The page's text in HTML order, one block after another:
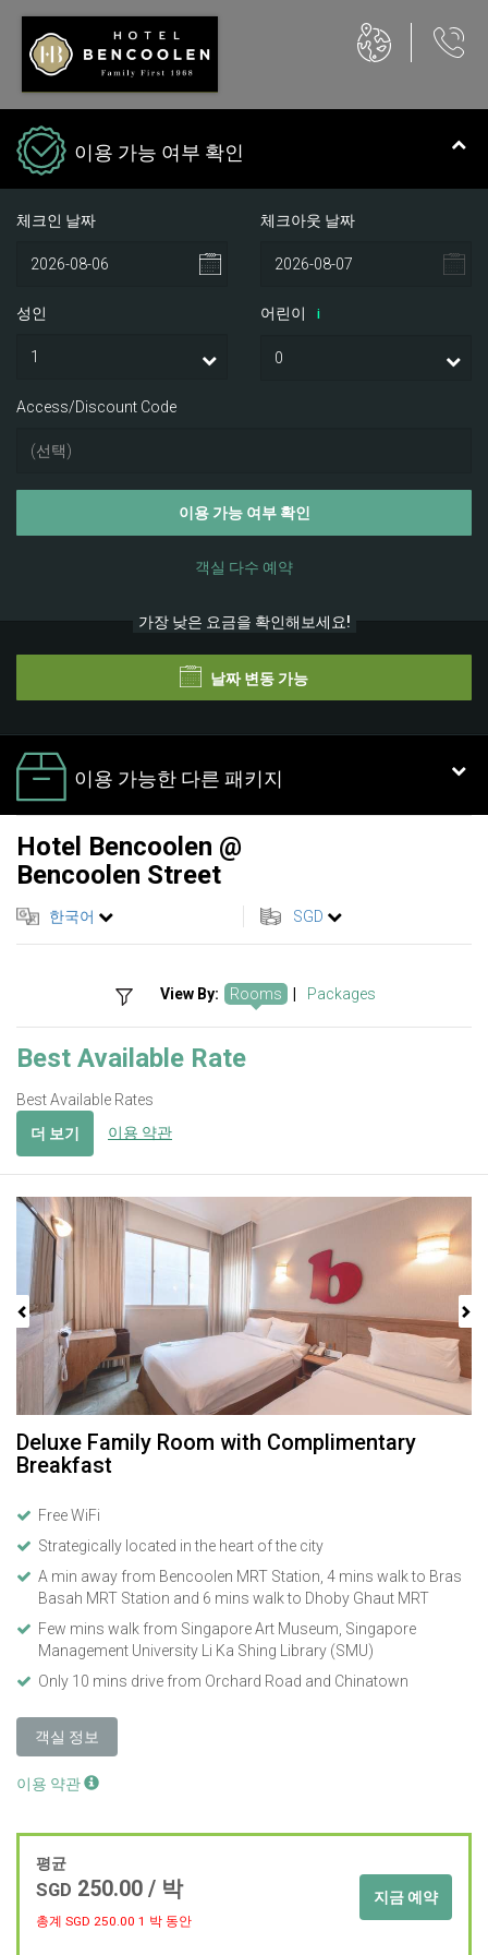
이용 가능 여부 확인
체크인 날짜 체크아웃 날짜
성인 어린이 i
Access/Discount Code
이용 가능 여부 확인
객실 다수 예약
가장 낮은 요금을 확인해보세요!
날짜 변동 가능
이용 가능한 다른 패키지
Hotel Bencoolen @
Bencoolen Street
한국어 SGD
View By: Rooms Packages
Best Available Rate
Best Available Rates
더 보기
이용 약관
Previous Next
Deluxe Family Room with Complimentary
Breakfast
Free WiFi
Strategically located in the heart of the city
A min away from Bencoolen MRT Station, 4 mins walk to Bras
Basah MRT Station and 6 mins walk to Dhoby Ghaut MRT
Few mins walk from Singapore Art Museum, Singapore
Management University Li Ka Shing Library (SMU)
Only 10 mins drive from Orchard Road and Chinatown
객실 정보
이용 약관
평균
SGD 250.00 / 박
총계 SGD 250.00 1 박 동안
지금 예약